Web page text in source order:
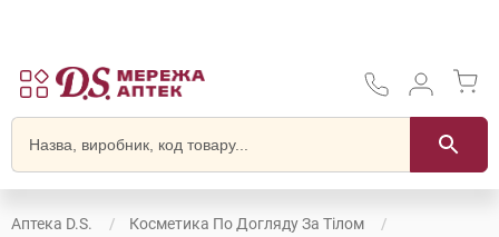
Аптека D.S.
Косметика По Догляду За Тілом